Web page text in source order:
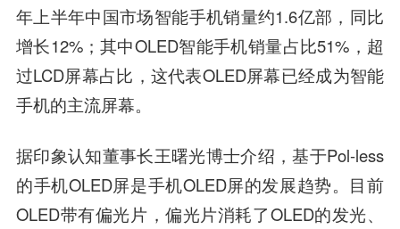
年上半年中国市场智能手机销量约1.6亿部，同比
增长12%；其中OLED智能手机销量占比51%，超
过LCD屏幕占比，这代表OLED屏幕已经成为智能
手机的主流屏幕。
据印象认知董事长王曙光博士介绍，基于Pol-less
的手机OLED屏是手机OLED屏的发展趋势。目前
OLED带有偏光片，偏光片消耗了OLED的发光、